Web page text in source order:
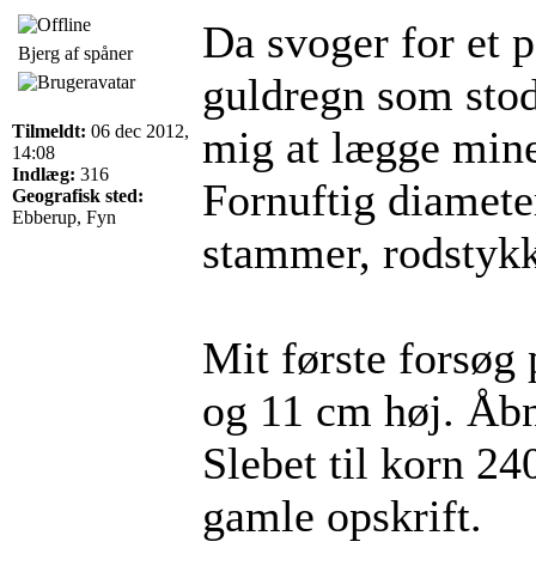
Bjerg af spåner
Tilmeldt: 06 dec 2012,
14:08
Indlæg: 316
Geografisk sted:
Ebberup, Fyn
Da svoger for et
guldregn som
mig at lægge
Fornuftig
stammer,
Mit første forsøg
og 11 cm høj.
Slebet til korn
gamle opskrift.